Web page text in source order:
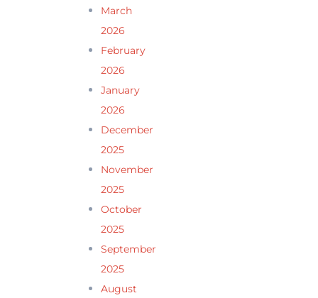
March
2026
February
2026
January
2026
December
2025
November
2025
October
2025
September
2025
August